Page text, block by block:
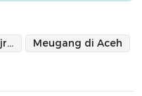
Idul Adha 1445 Hijriah
Meugang di Aceh